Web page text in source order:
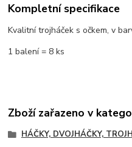
Kompletní specifikace
Kvalitní trojháček s očkem, v
1 balení = 8 ks
Zboží zařazeno v
HÁČKY, DVOJHÁČKY,